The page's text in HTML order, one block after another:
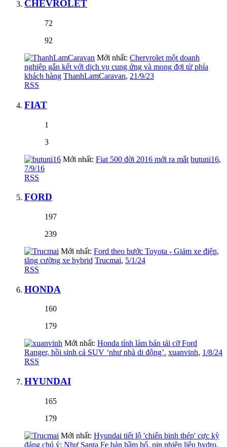
CHEVROLET
72
92
Mới nhất: Chervrolet một doanh
nghiệp gắn kết với dịch vụ cung ứng và mong đợi từ phía
khách hàng ThanhLamCaravan, 21/9/23
RSS
FIAT
1
3
Mới nhất: Fiat 500 đời 2016 mới ra mắt butuni16,
7/9/16
RSS
FORD
197
239
Mới nhất: Ford theo bước Toyota - Giảm xe điện,
tăng cường xe hybrid Trucmai, 5/1/24
RSS
HONDA
160
179
Mới nhất: Honda tính làm bán tải cỡ Ford
Ranger, hồi sinh cả SUV ‘như nhà di động’. xuanvinh, 1/8/24
RSS
HYUNDAI
165
179
Mới nhất: Hyundai tiết lộ 'chiến binh thép' cực kỳ
đáng chú ý: Như Santa Fe bản hầm hố, pin nhiên liệu hydro.